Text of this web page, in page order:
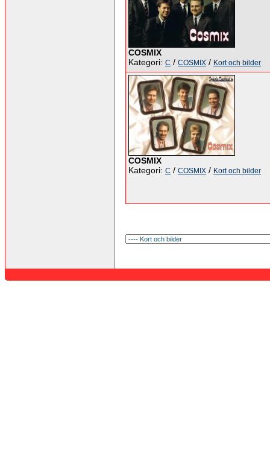
COSMIX
Kategori: C / COSMIX / Kort och bilder
COSMIX
Kategori: C / COSMIX / Kort och bilder